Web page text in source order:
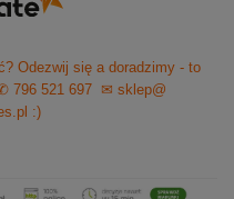
Odezwij się a doradzimy - to
796 521 697
✉ sklep@
:)